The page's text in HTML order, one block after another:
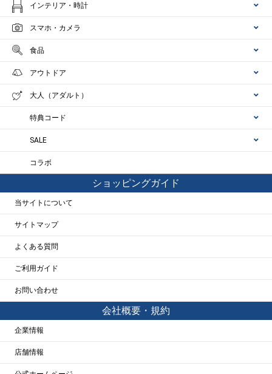
インテリア・時計
スマホ・カメラ
食品
アウトドア
大人（アダルト）
特典コード
SALE
コラボ
ショッピングガイド
当サイトについて
サイトマップ
よくある質問
ご利用ガイド
お問い合わせ
会社概要・規約
企業情報
店舗情報